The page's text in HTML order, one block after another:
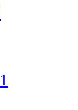
1